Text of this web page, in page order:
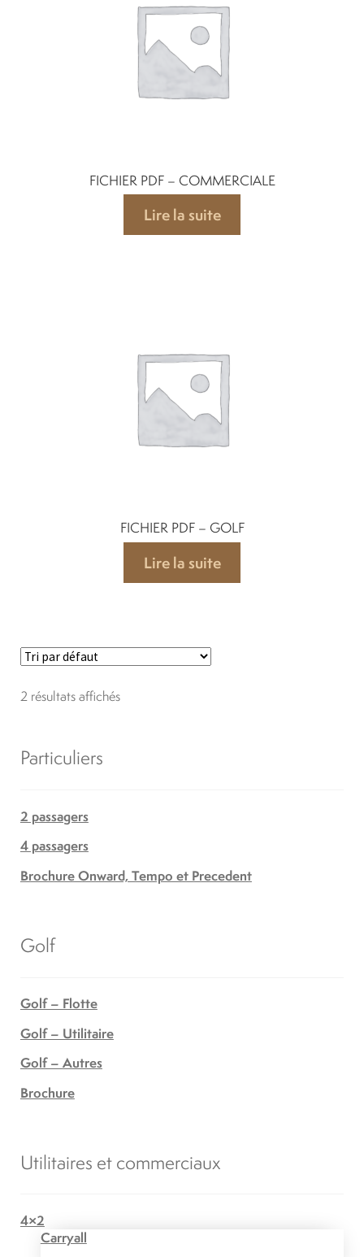
Carrières
Quadriporteurs
FICHIER PDF – COMMERCIALE
Lire la suite
FICHIER PDF – GOLF
Lire la suite
2 résultats affichés
Particuliers
2 passagers
4 passagers
Brochure Onward, Tempo et Precedent
Golf
Golf – Flotte
Golf – Utilitaire
Golf – Autres
Brochure
Utilitaires et commerciaux
4×2
Carryall